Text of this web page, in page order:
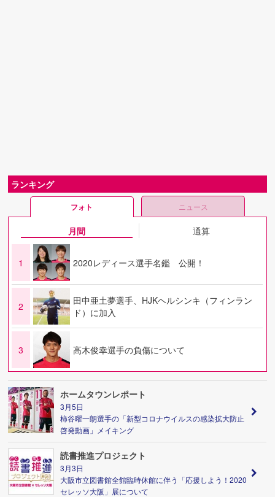
ランキング
フォト ニュース
月間 通算
1 2020レディース選手名鑑 公開！
2
田中亜土夢選手、HJKヘルシンキ（フィンラン
ド）に加入
3 高木俊幸選手の負傷について
ホームタウンレポート
3月5日
柿谷曜一朗選手の「新型コロナウイルスの感染拡大防止
啓発動画」メイキング
読書推進プロジェクト
3月3日
大阪市立図書館全館臨時休館に伴う「応援しよう！2020
セレッソ大阪」展について